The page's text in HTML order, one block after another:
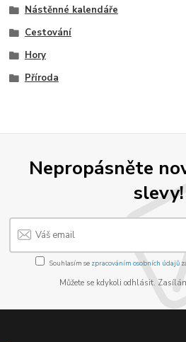
Nástěnné kalendáře
Cestování
Hory
Příroda
Nepropásněte
slevy!
Souhlasím se zpracováním osobních údajů
Můžete se kdykoli odhlásit.